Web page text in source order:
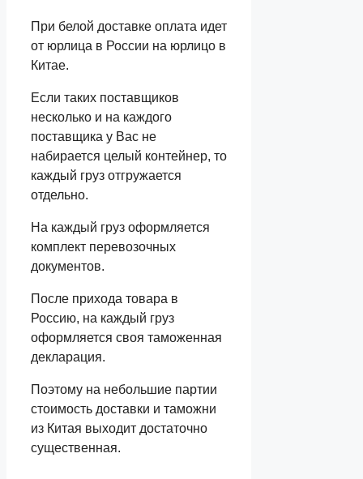
При белой доставке оплата идет
от юрлица в России на юрлицо в
Китае.
Если таких поставщиков
несколько и на каждого
поставщика у Вас не
набирается целый контейнер, то
каждый груз отгружается
отдельно.
На каждый груз оформляется
комплект перевозочных
документов.
После прихода товара в
Россию, на каждый груз
оформляется своя таможенная
декларация.
Поэтому на небольшие партии
стоимость доставки и таможни
из Китая выходит достаточно
существенная.